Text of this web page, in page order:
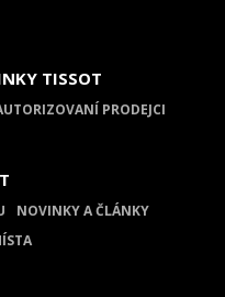
TISSOT
PRODEJCI
NOVINKY A ČLÁNKY